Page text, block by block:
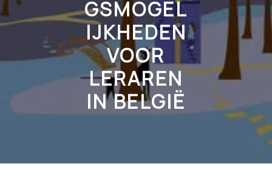
GSMOGEL
IJKHEDEN
VOOR
LERAREN
IN BELGIË